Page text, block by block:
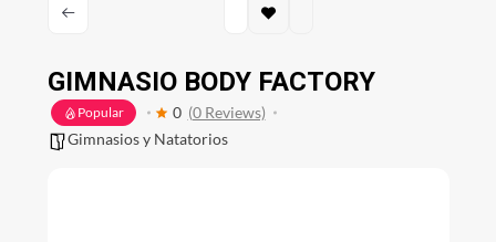
GIMNASIO BODY FACTORY
Popular 0 (0 Reviews)
Gimnasios y Natatorios